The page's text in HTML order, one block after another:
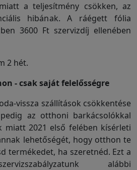
a teljesítmény csökken, az
hibának. A ráégett fólia
3600 Ft szervizdíj ellenében
2 hét.
- csak saját felelősségre
vissza szállítások csökkentése
az otthoni barkácsolókkal
miatt 2021 első felében kísérleti
lehetőségét, hogy otthon te
termékedet, ha szeretnéd. Ezt a
alábbi